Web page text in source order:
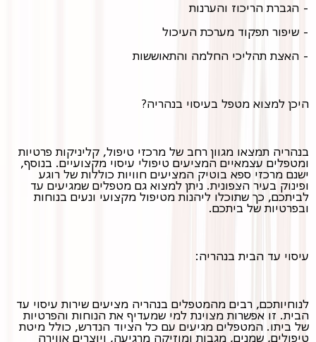
- הגברת הריכוז והערנות
- שיפור תפקוד מערכת העיכול
- האצת תהליכי החלמה והתאוששות
היכן למצוא מטפל בעיסוי בנהריה?
בנהריה תמצאו מגוון רחב של מרכזי טיפול, קליניקות פרטיות
ומטפלים עצמאיים המציעים טיפולי עיסוי מקצועיים. בנוסף,
ישנם מרכזי ספא בוטיק המציעים חוויות כוללות של רוגע
ופינוק בעיר הצפונית. ניתן למצוא גם מטפלים שמגיעים עד
לביתכם, כך שתוכלו ליהנות מטיפול מקצועי ונעים בנוחות
ובפרטיות של ביתכם.
עיסוי עד הבית בנהריה:
לנוחיותכם, רבים מהמטפלים בנהריה מציעים שירות עיסוי עד
הבית. זו אפשרות מצוינת למי שמעדיף את הנוחות והפרטיות
של ביתו. המטפלים מגיעים עם כל הציוד הנדרש, כולל מיטת
טיפולים, שמנים, מגבות ומוזיקה מרגיעה, ויוצרים אווירה